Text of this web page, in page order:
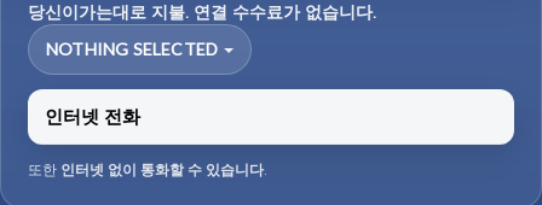
당신이가는대로 지불. 연결 수수료가 없습니다.
NOTHING SELECTED
인터넷 전화
또한 인터넷 없이 통화할 수 있습니다.